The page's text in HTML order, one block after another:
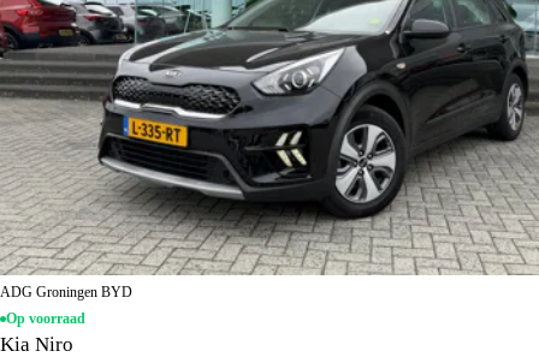
ADG Groningen BYD
Op voorraad
Kia Niro